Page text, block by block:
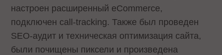
настроен расширенный eCommerce,
подключен call-tracking. Также был проведен
SEO-аудит и техническая оптимизация сайта,
были почищены пиксели и произведена